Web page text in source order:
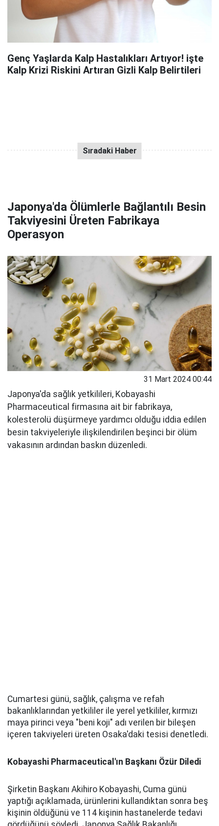
Genç Yaşlarda Kalp Hastalıkları Artıyor! işte
Kalp Krizi Riskini Artıran Gizli Kalp Belirtileri
Japonya'da Ölümlerle Bağlantılı Besin
Takviyesini Üreten Fabrikaya
Operasyon
31 Mart 2024 00:44
Japonya'da sağlık yetkilileri, Kobayashi
Pharmaceutical firmasına ait bir fabrikaya,
kolesterolü düşürmeye yardımcı olduğu iddia edilen
besin takviyeleriyle ilişkilendirilen beşinci bir ölüm
vakasının ardından baskın düzenledi.
Cumartesi günü, sağlık, çalışma ve refah
bakanlıklarından yetkililer ile yerel yetkililer, kırmızı
maya pirinci veya "beni koji" adı verilen bir bileşen
içeren takviyeleri üreten Osaka'daki tesisi denetledi.
Kobayashi Pharmaceutical'ın Başkanı Özür Diledi
Şirketin Başkanı Akihiro Kobayashi, Cuma günü
yaptığı açıklamada, ürünlerini kullandıktan sonra beş
kişinin öldüğünü ve 114 kişinin hastanelerde tedavi